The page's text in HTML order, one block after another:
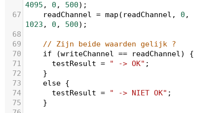
4095 , 0 , 500);
67
readChannel = map ( readChannel , 0
1023 , 0 , 500);
68
69
// Zijn beide waarden gelijk ?
70
if (writeChannel == readChannel) {
71
testResult = " -> OK" ;
72
}
73
else {
74
testResult = " -> NIET OK" ;
75
}